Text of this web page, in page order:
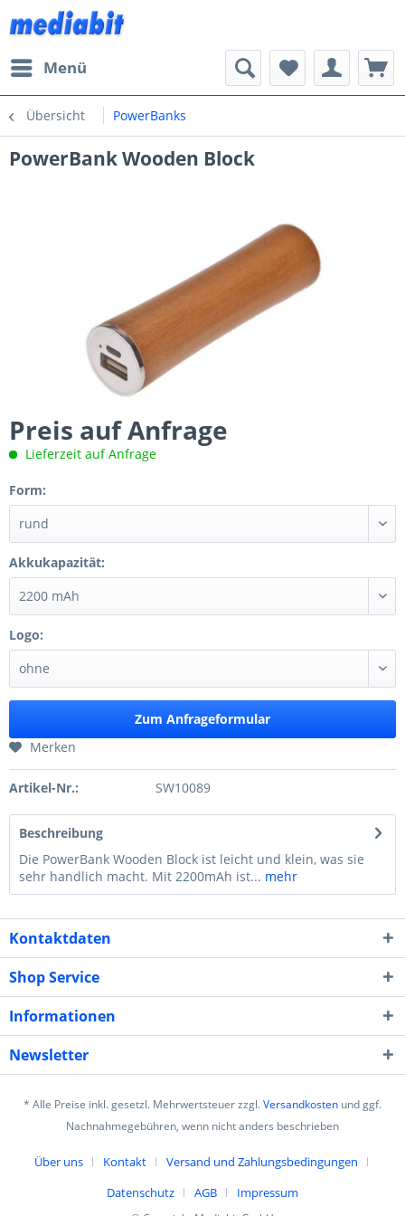
Menü
Übersicht PowerBanks
PowerBank Wooden Block
Preis auf Anfrage
Lieferzeit auf Anfrage
Form:
Akkukapazität:
Logo:
Zum Anfrageformular
Merken
Artikel-Nr.: SW10089
Beschreibung
Die PowerBank Wooden Block ist leicht und klein, was sie
sehr handlich macht. Mit 2200mAh ist... mehr
Kontaktdaten
Shop Service
Informationen
Newsletter
* Alle Preise inkl. gesetzl. Mehrwertsteuer zzgl.Versandkosten und ggf.
Nachnahmegebühren, wenn nicht anders beschrieben
Über uns Kontakt
Versand und Zahlungsbedingungen
Datenschutz
AGB Impressum